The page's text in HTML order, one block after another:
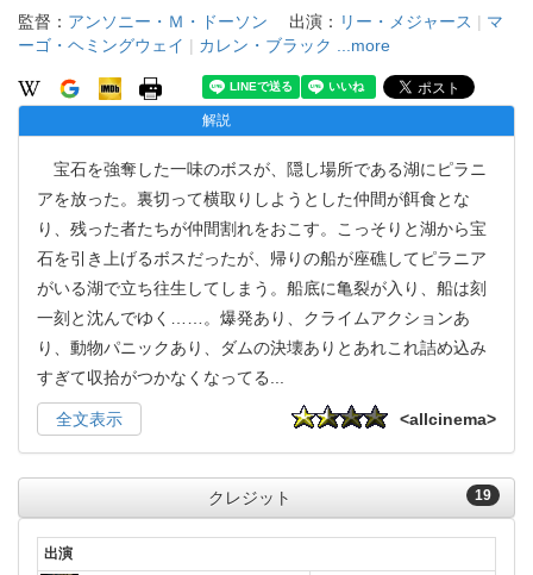
監督： アンソニー・Ｍ・ドーソン 出演： リー・メジャース | マ
ーゴ・ヘミングウェイ | カレン・ブラック ...more
解説
宝石を強奪した一味のボスが、隠し場所である湖にピラニ
アを放った。裏切って横取りしようとした仲間が餌食とな
り、残った者たちが仲間割れをおこす。こっそりと湖から宝
石を引き上げるボスだったが、帰りの船が座礁してピラニア
がいる湖で立ち往生してしまう。船底に亀裂が入り、船は刻
一刻と沈んでゆく……。爆発あり、クライムアクションあ
り、動物パニックあり、ダムの決壊ありとあれこれ詰め込み
すぎて収拾がつかなくなってる
全文表示 <allcinema>
19
クレジット
出演